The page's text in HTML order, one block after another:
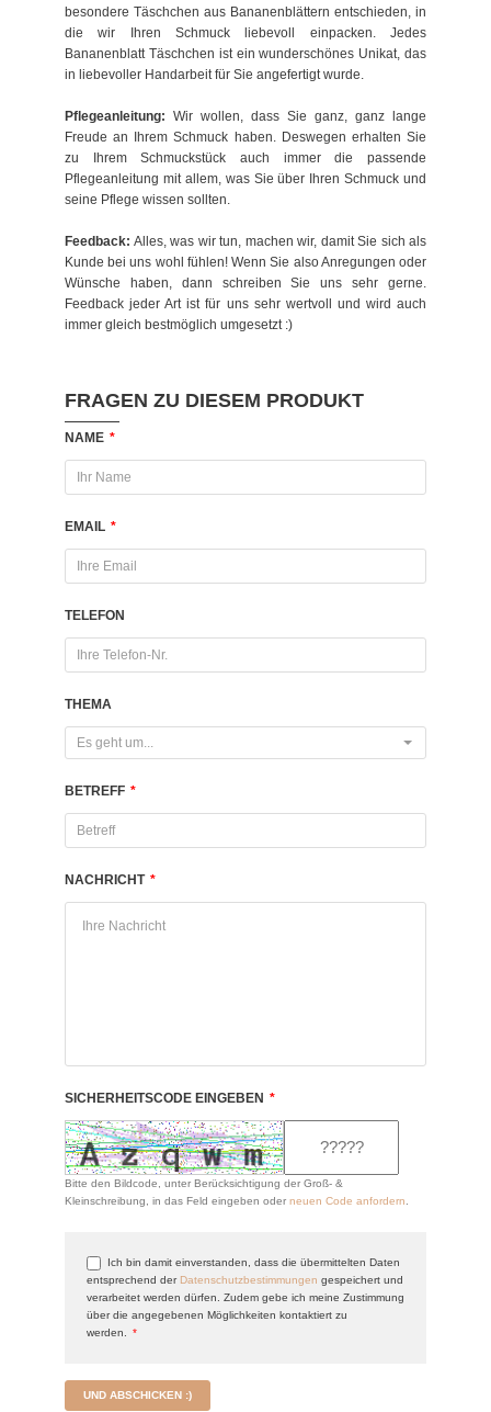
FRAGEN ZU DIESEM PRODUKT
NAME *
EMAIL *
TELEFON
THEMA
Es geht um...
BETREFF *
NACHRICHT *
SICHERHEITSCODE EINGEBEN *
Bitte den Bildcode, unter Berücksichtigung der Groß- &
Kleinschreibung, in das Feld eingeben oder neuen Code anfordern
Ich bin damit einverstanden, dass die übermittelten Daten
entsprechend der Datenschutzbestimmungen gespeichert und
verarbeitet werden dürfen. Zudem gebe ich meine Zustimmung
über die angegebenen Möglichkeiten kontaktiert zu
werden.
*
UND ABSCHICKEN :)
besondere Täschchen aus Bananenblättern entschieden, in
die wir Ihren Schmuck liebevoll einpacken. Jedes
Bananenblatt Täschchen ist ein wunderschönes Unikat, das
in liebevoller Handarbeit für Sie angefertigt wurde.
Pflegeanleitung: Wir wollen, dass Sie ganz, ganz lange
Freude an Ihrem Schmuck haben. Deswegen erhalten Sie
zu Ihrem Schmuckstück auch immer die passende
Pflegeanleitung mit allem, was Sie über Ihren Schmuck und
seine Pflege wissen sollten.
Feedback: Alles, was wir tun, machen wir, damit Sie sich als
Kunde bei uns wohl fühlen! Wenn Sie also Anregungen oder
Wünsche haben, dann schreiben Sie uns sehr gerne.
Feedback jeder Art ist für uns sehr wertvoll und wird auch
immer gleich bestmöglich umgesetzt :)